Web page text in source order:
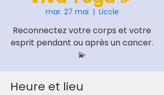
mar. 27 mai
  |
Uccle
Reconnectez votre corps et votre
esprit pendant ou après un cancer.
💫
Heure et lieu